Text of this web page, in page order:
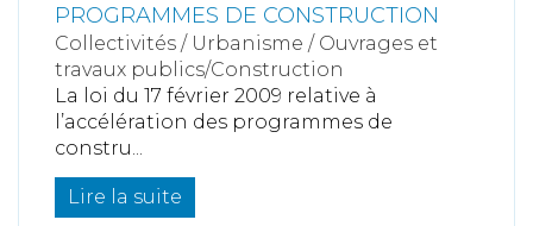
PROGRAMMES DE CONSTRUCTION
Collectivités / Urbanisme / Ouvrages et
travaux publics/Construction
La loi du 17 février 2009 relative à
l’accélération des programmes de
constru...
Lire la suite